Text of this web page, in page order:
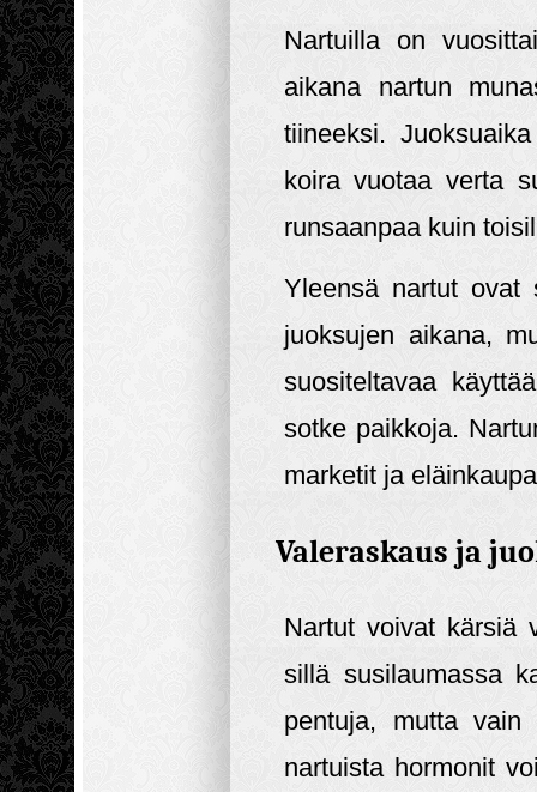
Nartuilla on
aikana nartun
tiineeksi.
koira vuotaa verta
runsaanpaa kuin
Yleensä nartut ovat
juoksujen aikana,
suositeltavaa
sotke paikkoja.
marketit ja
Valeraskaus ja
Nartut voivat kärsiä
sillä susilaumassa
pentuja, mutta vain
nartuista hormonit